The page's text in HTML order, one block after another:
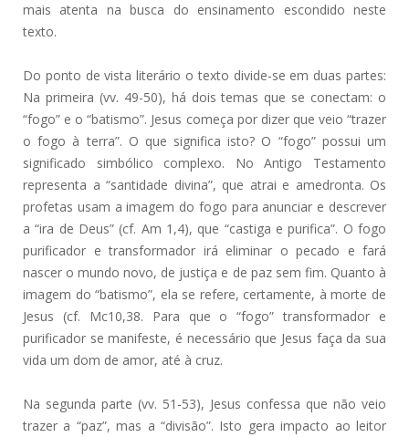
mais atenta na busca do ensinamento escondido neste
texto.
Do ponto de vista literário o texto divide-se em duas partes:
Na primeira (vv. 49-50), há dois temas que se conectam: o
“fogo” e o “batismo”. Jesus começa por dizer que veio “trazer
o fogo à terra”. O que significa isto? O “fogo” possui um
significado simbólico complexo. No Antigo Testamento
representa a “santidade divina”, que atrai e amedronta. Os
profetas usam a imagem do fogo para anunciar e descrever
a “ira de Deus” (cf. Am 1,4), que “castiga e purifica”. O fogo
purificador e transformador irá eliminar o pecado e fará
nascer o mundo novo, de justiça e de paz sem fim. Quanto à
imagem do “batismo”, ela se refere, certamente, à morte de
Jesus (cf. Mc10,38. Para que o “fogo” transformador e
purificador se manifeste, é necessário que Jesus faça da sua
vida um dom de amor, até à cruz.
Na segunda parte (vv. 51-53), Jesus confessa que não veio
trazer a “paz”, mas a “divisão”. Isto gera impacto ao leitor